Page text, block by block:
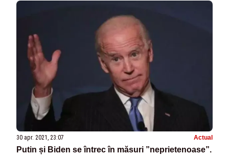
30 apr. 2021, 23:07 Actual
Putin și Biden se întrec în măsuri ”neprietenoase”.